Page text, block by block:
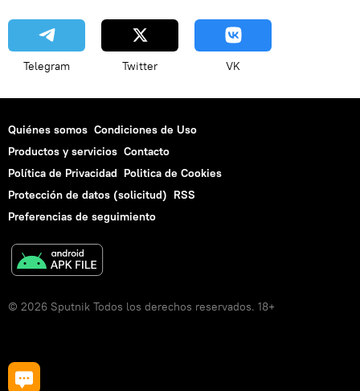
Telegram Twitter VK
Quiénes somos Condiciones de Uso
Productos y servicios Contacto
Política de Privacidad Politica de Cookies
Protección de datos (solicitud) RSS
Preferencias de seguimiento
© 2026 Sputnik Todos los derechos reservados. 18+